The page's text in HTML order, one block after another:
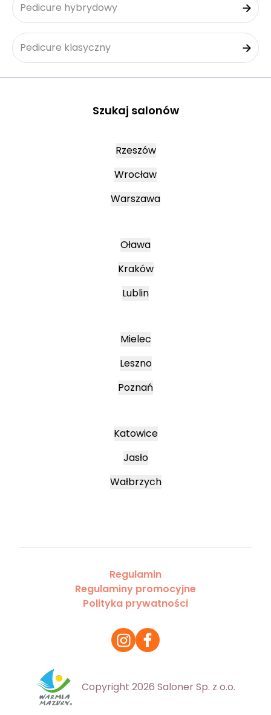
Pedicure hybrydowy
Pedicure klasyczny
Szukaj salonów
Rzeszów
Wrocław
Warszawa
Oława
Kraków
Lublin
Mielec
Leszno
Poznań
Katowice
Jasło
Wałbrzych
Regulamin
Regulaminy promocyjne
Polityka prywatności
Copyright 2026 Saloner Sp. z o.o.